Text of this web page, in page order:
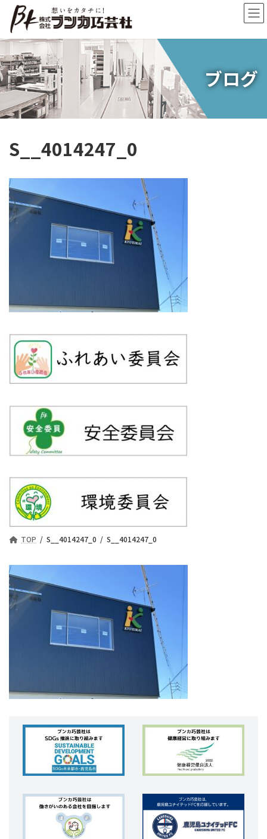
ン
ツ
へ
ス
キ
ッ
プ
ー
シ
ョ
ン
に
移
動
ブログ
S__4014247_0
TOP S__4014247_0 S__4014247_0